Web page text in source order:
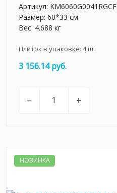
Артикул: KM6060G0041RGCF
Размер: 60*33 см
Вес: 4.688 кг
Плиток в упаковке: 4шт
3 156.14 руб.
– +
НОВИНКА